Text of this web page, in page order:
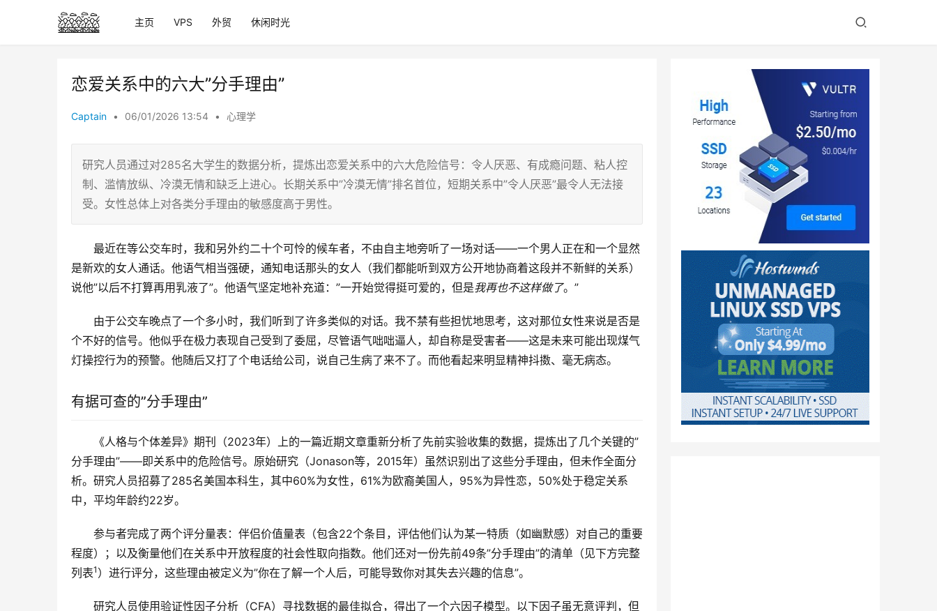
主页 VPS 外贸 休闲时光
恋爱关系中的六大”分手理由”
Captain • 06/01/2026 13:54 • 心理学
研究人员通过对285名大学生的数据分析，提炼出恋爱关系中的六大危险信号：令人厌恶、有成瘾问题、粘人控
制、滥情放纵、冷漠无情和缺乏上进心。长期关系中”冷漠无情”排名首位，短期关系中”令人厌恶”最令人无法接
受。女性总体上对各类分手理由的敏感度高于男性。
最近在等公交车时，我和另外约二十个可怜的候车者，不由自主地旁听了一场对话——一个男人正在和一个显然
是新欢的女人通话。 他语气相当强硬，通知电话那头的女人（我们都能听到双方公开地协商着这段并不新鲜的关系）
说他”以后不打算再用乳液了”。 他语气坚定地补充道：”一开始觉得挺可爱的，但是我再也不这样做了。”
由于公交车晚点了一个多小时，我们听到了许多类似的对话。我不禁有些担忧地思考，这对那位女性来说是否是
个不好的信号。他似乎在极力表现自己受到了委屈，尽管语气咄咄逼人，却自称是受害者——这是未来可能出现煤气
灯操控行为的预警。他随后又打了个电话给公司，说自己生病了来不了。而他看起来明显精神抖擞、毫无病态。
有据可查的”分手理由”
《人格与个体差异》期刊（2023年）上的一篇近期文章重新分析了先前实验收集的数据，提炼出了几个关键的”
分手理由”——即关系中的危险信号。 原始研究（Jonason等，2015年）虽然识别出了这些分手理由，但未作全面分
析。研究人员招募了285名美国本科生，其中60%为女性，61%为欧裔美国人，95%为异性恋，50%处于稳定关系
中，平均年龄约22岁。
参与者完成了两个评分量表：伴侣价值量表（包含22个条目，评估他们认为某一特质（如幽默感）对自己的重要
程度）；以及衡量他们在关系中开放程度的社会性取向指数。他们还对一份先前49条”分手理由”的清单（见下方完整
列表1 ）进行评分，这些理由被定义为”你在了解一个人后，可能导致你对其失去兴趣的信息”。
研究人员使用验证性因子分析（CFA）寻找数据的最佳拟合，得出了一个六因子模型。以下因子虽无意评判，但